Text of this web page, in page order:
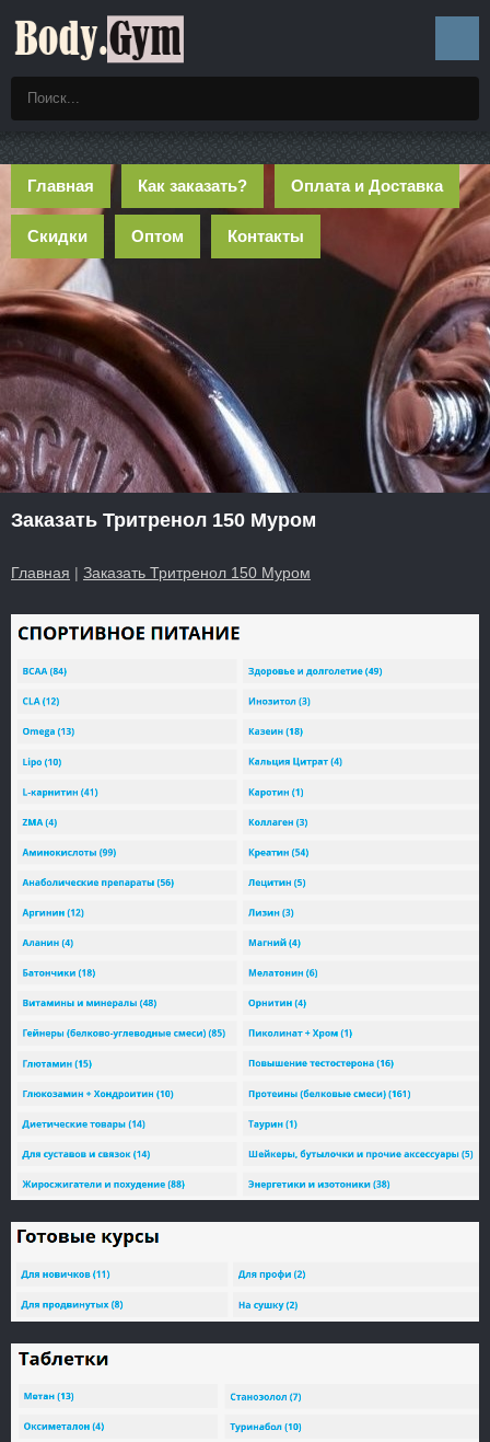
Главная Как заказать? Оплата и Доставка
Скидки Оптом Контакты
Заказать Тритренол 150 Муром
Главная | Заказать Тритренол 150 Муром